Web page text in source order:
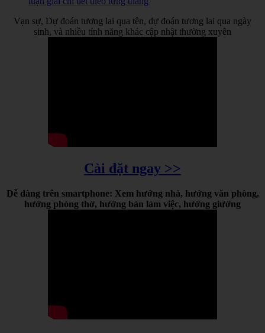
Vạn sự, Dự đoán tương lai qua tên, dự đoán tương lai qua ngày
sinh, và nhiều tính năng khác cập nhật thường xuyên
Cài đặt ngay >>
Dễ dàng trên smartphone: Xem hướng nhà, hướng văn phòng,
hướng phòng thờ, hướng bàn làm việc, hướng giường